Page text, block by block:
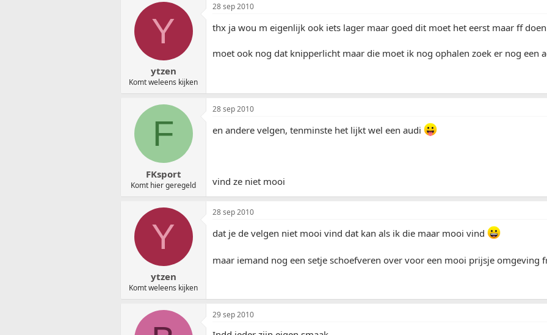
Y
ytzen
Komt weleens kijken
28 sep 2010
thx ja wou m eigenlijk ook iets lager maar goed dit moet het eerst maar ff doen
moet ook nog dat knipperlicht maar die moet ik nog ophalen zoek er nog een
F
FKsport
Komt hier geregeld
28 sep 2010
en andere velgen, tenminste het lijkt wel een audi
vind ze niet mooi
Y
ytzen
Komt weleens kijken
28 sep 2010
dat je de velgen niet mooi vind dat kan als ik die maar mooi vind
maar iemand nog een setje schoefveren over voor een mooi prijsje omgeving
29 sep 2010